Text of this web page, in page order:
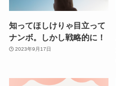
知ってほしけりゃ目立って
ナンボ。しかし戦略的に！
2023年9月17日